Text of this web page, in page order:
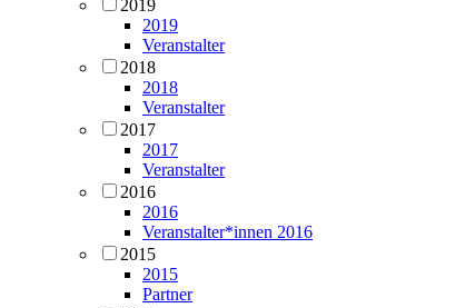
2019
2019
Veranstalter
2018
2018
Veranstalter
2017
2017
Veranstalter
2016
2016
Veranstalter*innen 2016
2015
2015
Partner